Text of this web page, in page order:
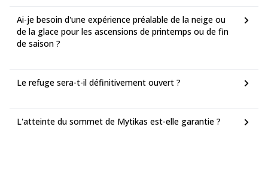
Ai-je besoin d'une expérience préalable de la neige ou
de la glace pour les ascensions de printemps ou de fin
de saison ?
Le refuge sera-t-il définitivement ouvert ?
L'atteinte du sommet de Mytikas est-elle garantie ?